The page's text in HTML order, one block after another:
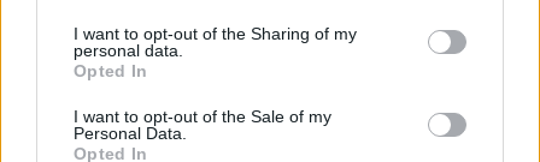
not limited to your visit or usage behaviour. You may click to
grant or deny consent to Google and its third-party tags to
use your data for below specified purposes in below Google
consent section.
I want to opt-out of the Sharing of my
personal data.
Opted In
I want to opt-out of the Sale of my
Personal Data.
Opted In